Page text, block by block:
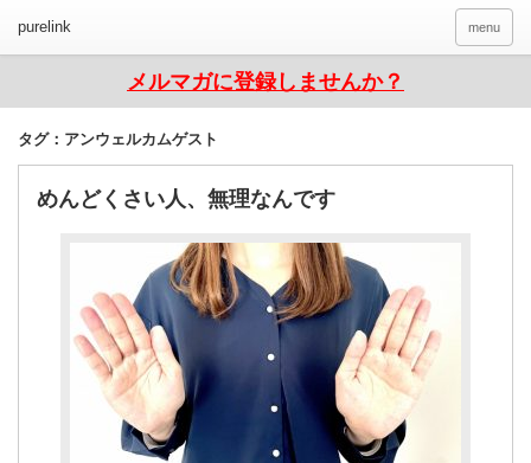
purelink menu
メルマガに登録しませんか？
タグ：アンウェルカムゲスト
めんどくさい人、無理なんです